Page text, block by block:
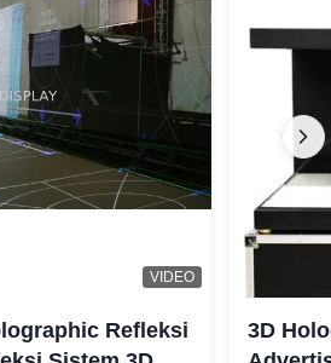
VIDEO
Refleksi
3D